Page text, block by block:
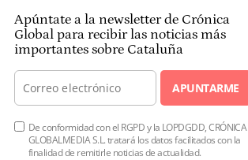
Apúntate a la newsletter de Crónica
Global para recibir las noticias más
importantes sobre Cataluña
APUNTARME
De conformidad con el RGPD y la LOPDGDD, CRÓNICA
GLOBALMEDIA S.L. tratará los datos facilitados con la
finalidad de remitirle noticias de actualidad.